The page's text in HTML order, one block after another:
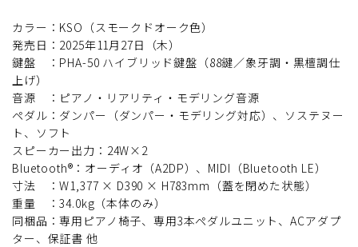
カラー：KSO（スモークドオーク色）
発売日：2025年11月27日（木）
鍵盤 ：PHA-50 ハイブリッド鍵盤（88鍵／象牙調・黒檀調仕
上げ）
音源 ：ピアノ・リアリティ・モデリング音源
ペダル：ダンパー（ダンパー・モデリング対応）、ソステヌー
ト、ソフト
スピーカー出力：24W×2
Bluetooth®：オーディオ（A2DP）、MIDI（Bluetooth LE）
寸法 ：W1,377 × D390 × H783mm（蓋を閉めた状態）
重量 ：34.0kg（本体のみ）
同梱品：専用ピアノ椅子、専用3本ペダルユニット、ACアダプ
ター、保証書 他